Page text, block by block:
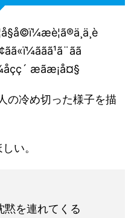
の冷め切った様子を描
い。
黙を連れてくる